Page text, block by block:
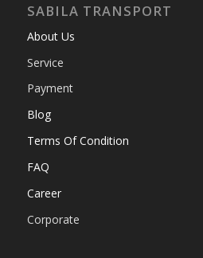
SABILA TRANSPORT
About Us
Service
Payment
Blog
Terms Of Condition
FAQ
Career
Corporate